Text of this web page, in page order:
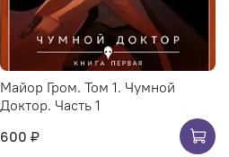
Майор Гром. Том 1. Чумной
Доктор. Часть 1
600 ₽